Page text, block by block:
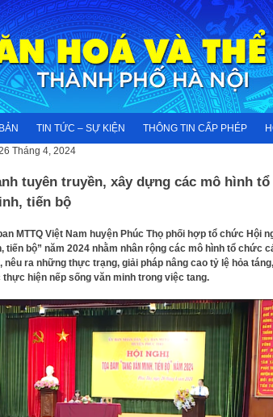
TIN TỨC – SỰ KIỆN THÔNG TIN CẤP PHÉP
Tháng 4, 2024
tuyên truyền, xây dựng các mô hình tổ
tiến bộ
MTTQ Việt Nam huyện Phúc Thọ phối hợp tổ chức Hội
tiến bộ” năm 2024 nhằm nhân rộng các mô hình tổ chức
nêu ra những thực trạng, giải pháp nâng cao tỷ lệ hỏa táng,
hiện nếp sống văn minh trong việc tang.